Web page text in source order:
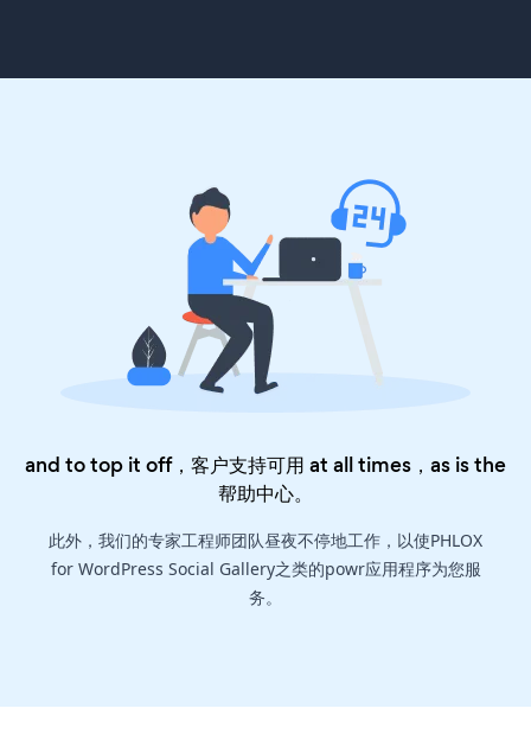
and to top it off，客户支持可用 at all times，as is the
帮助中心。
此外，我们的专家工程师团队昼夜不停地工作，以使PHLOX
for WordPress Social Gallery之类的powr应用程序为您服
务。